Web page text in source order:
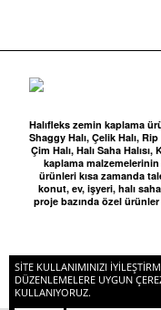
Halıfleks zemin kaplama
Shaggy Halı, Çelik Halı, Rip
Çim Halı, Halı Saha
kaplama
ürünleri kısa zamanda
konut, ev, işyeri, halı
proje bazında özel
© 2021 Halıfleks. Her Hakkı
SITE KULLANIMINIZI
DÜZENLEMELERE UYGUN
KULLANIYORUZ.